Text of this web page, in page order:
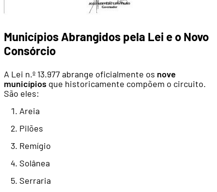
Municípios Abrangidos pela Lei e o Novo
Consórcio
A Lei n.º 13.977 abrange oficialmente os nove
municípios que historicamente compõem o circuito.
São eles:
Areia
Pilões
Remígio
Solânea
Serraria